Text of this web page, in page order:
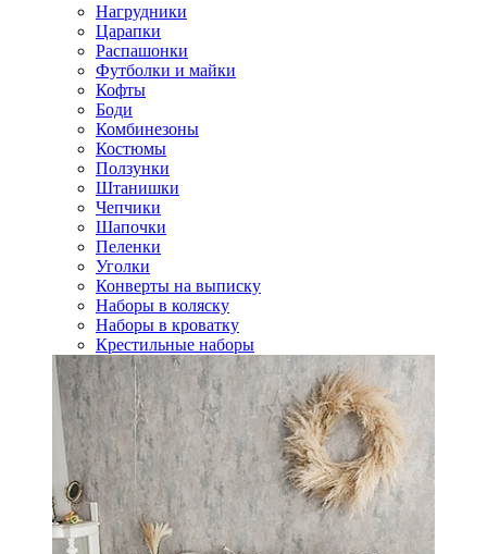
Нагрудники
Царапки
Распашонки
Футболки и майки
Кофты
Боди
Комбинезоны
Костюмы
Ползунки
Штанишки
Чепчики
Шапочки
Пеленки
Уголки
Конверты на выписку
Наборы в коляску
Наборы в кроватку
Крестильные наборы